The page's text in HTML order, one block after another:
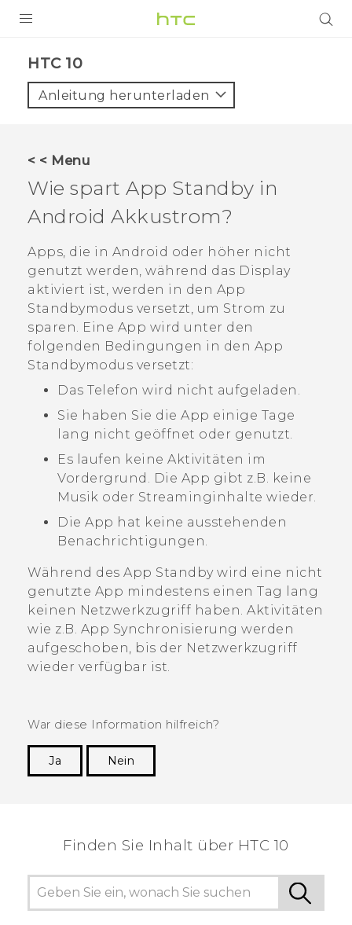
VIVE
VIVERSE
UNTERSTÜTZUNG
HTC-Geräte und Zubehör
Anmelden
HTC 10‎
Anleitung herunterladen
< < Menu
Wie spart App Standby in
Android Akkustrom?
Apps, die in Android oder höher nicht
genutzt werden, während das Display
aktiviert ist, werden in den App
Standbymodus versetzt, um Strom zu
sparen. Eine App wird unter den
folgenden Bedingungen in den App
Standbymodus versetzt:
Das Telefon wird nicht aufgeladen.
Sie haben Sie die App einige Tage
lang nicht geöffnet oder genutzt.
Es laufen keine Aktivitäten im
Vordergrund. Die App gibt z.B. keine
Musik oder Streaminginhalte wieder.
Die App hat keine ausstehenden
Benachrichtigungen.
Während des App Standby wird eine nicht
genutzte App mindestens einen Tag lang
keinen Netzwerkzugriff haben. Aktivitäten
wie z.B. App Synchronisierung werden
aufgeschoben, bis der Netzwerkzugriff
wieder verfügbar ist.
War diese Information hilfreich?
Ja
Nein
Finden Sie Inhalt über‎ HTC 10